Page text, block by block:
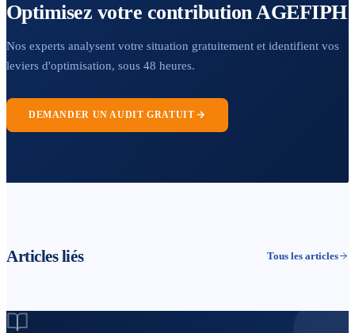
Optimisez votre contribution AGEFIPH
Nos experts analysent votre situation gratuitement et identifient vos
leviers d'optimisation, sous 48 heures.
DEMANDER UN AUDIT GRATUIT
Articles liés Tous les articles